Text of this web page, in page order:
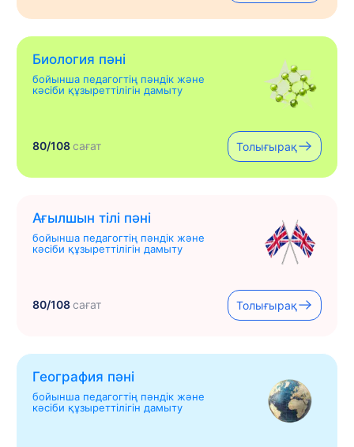
Биология пәні
бойынша педагогтің пәндік және
кәсіби құзыреттілігін дамыту
80/108сағат Толығырақ
Ағылшын тілі пәні
бойынша педагогтің пәндік және
кәсіби құзыреттілігін дамыту
80/108сағат Толығырақ
География пәні
бойынша педагогтің пәндік және
кәсіби құзыреттілігін дамыту